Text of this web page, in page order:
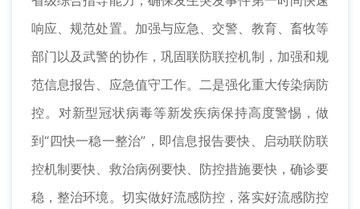
响应、规范处置。加强与应急、交警、教育、畜牧等
部门以及武警的协作，巩固联防联控机制，加强和规
范信息报告、应急值守工作。二是强化重大传染病防
控。对新型冠状病毒等新发疾病保持高度警惕，做
到“四快一稳一整治”，即信息报告要快、启动联防联
控机制要快、救治病例要快、防控措施要快，确诊要
稳，整治环境。切实做好流感防控，落实好流感防控